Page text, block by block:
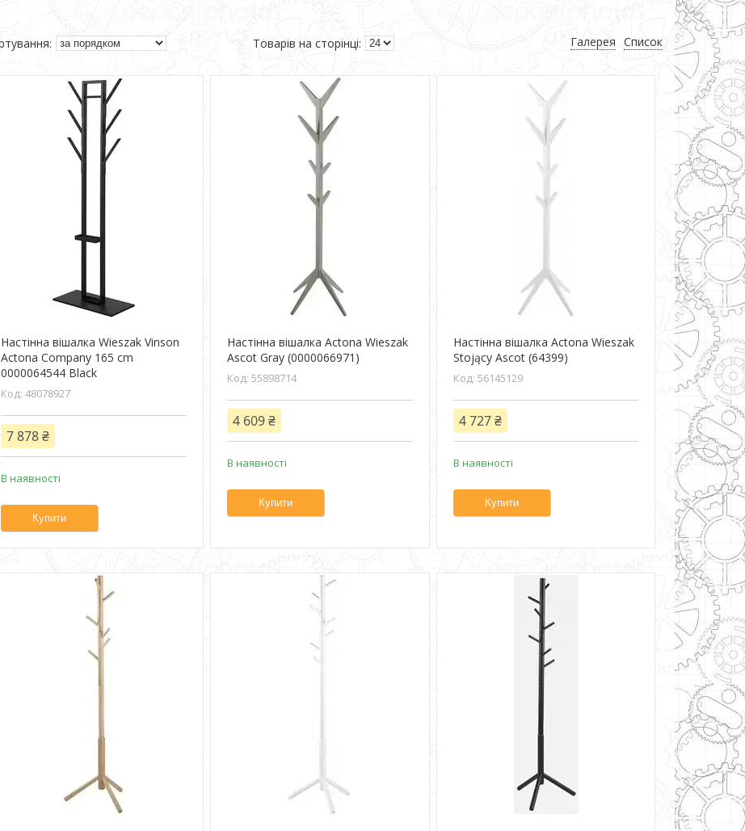
Галерея Список
Настінна вішалка Wieszak Vinson
Actona Company 165 cm
0000064544 Black
48078927
7 878 ₴
В наявності
Купити
Настінна вішалка Actona Wieszak
Ascot Gray (0000066971)
55898714
4 609 ₴
В наявності
Купити
Настінна вішалка Actona Wieszak
Stojący Ascot (64399)
56145129
4 727 ₴
В наявності
Купити